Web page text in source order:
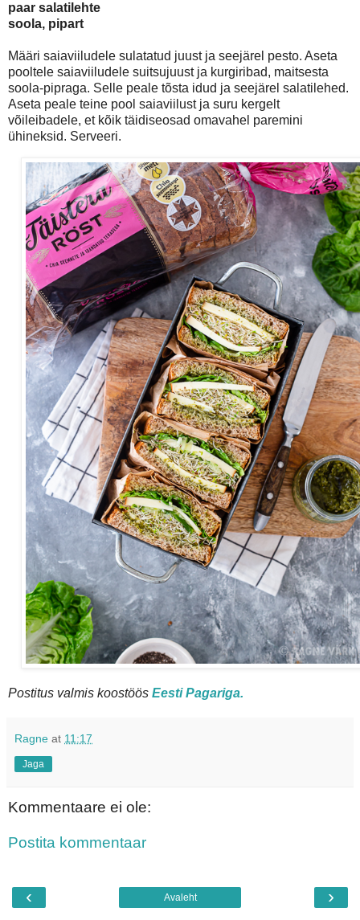
paar salatilehte
soola, pipart
Määri saiaviiludele sulatatud juust ja seejärel pesto. Aseta
pooltele saiaviiludele suitsujuust ja kurgiribad, maitsesta
soola-pipraga. Selle peale tõsta idud ja seejärel salatilehed.
Aseta peale teine pool saiaviilust ja suru kergelt
võileibadele, et kõik täidiseosad omavahel paremini
ühineksid. Serveeri.
Postitus valmis koostöös Eesti Pagariga.
Ragne at 11:17
Jaga
Kommentaare ei ole:
Postita kommentaar
‹ ›
Avaleht